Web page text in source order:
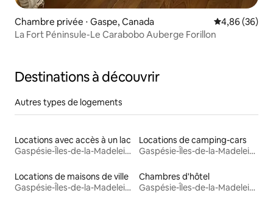
Chambre privée ⋅ Gaspe, Canada Évaluation
4,86 (36)
La Fort Péninsule-Le Carabobo Auberge Forillon
Destinations à découvrir
Autres types de logements
Locations avec accès à un lac
Gaspésie-Îles-de-la-Madeleine
Locations de camping-cars
Gaspésie-Îles-de-la-Madeleine
Locations de maisons de ville
Gaspésie-Îles-de-la-Madeleine
Chambres d'hôtel
Gaspésie-Îles-de-la-Madeleine